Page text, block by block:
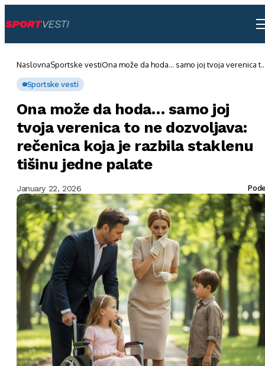
NaslovnaSportske vestiOna može da hoda… samo joj tvoja verenica to
Sportske vesti
Ona može da hoda… samo joj
tvoja verenica to ne dozvoljava:
rečenica koja je razbila staklenu
tišinu jedne palate
January 22, 2026